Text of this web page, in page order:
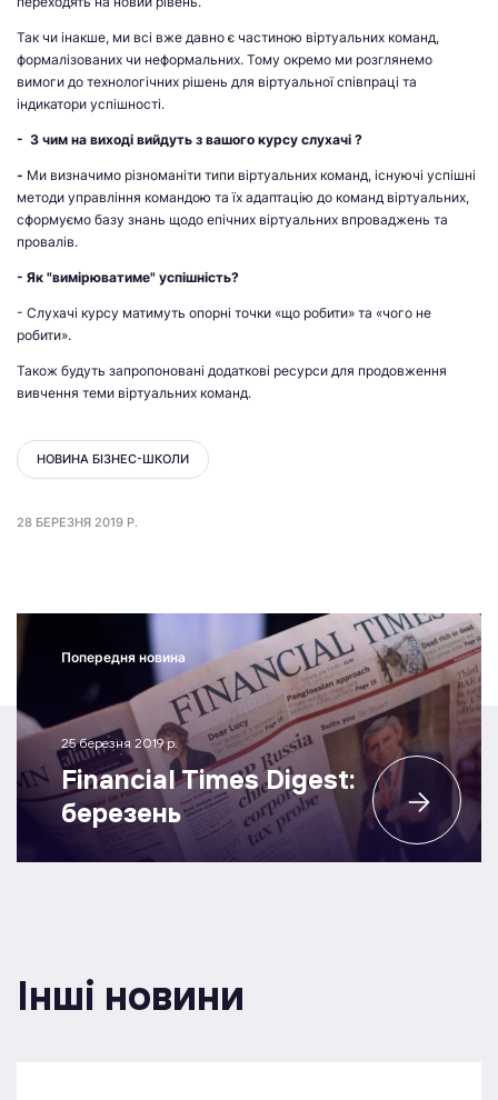
Так чи інакше, ми всі вже давно є частиною віртуальних команд,
формалізованих чи неформальних. Тому окремо ми розглянемо
вимоги до технологічних рішень для віртуальної співпраці та
індикатори успішності.
- З чим на виході вийдуть з вашого курсу слухачі ?
- Ми визначимо різноманіти типи віртуальних команд, існуючі успішні
методи управління командою та їх адаптацію до команд віртуальних,
сформуємо базу знань щодо епічних віртуальних впроваджень та
провалів.
- Як "вимірюватиме" успішність?
- Слухачі курсу матимуть опорні точки «що робити» та «чого не
робити».
Також будуть запропоновані додаткові ресурси для продовження
вивчення теми віртуальних команд.
НОВИНА БІЗНЕС-ШКОЛИ
28 БЕРЕЗНЯ 2019 Р.
Попередня новина
25 березня 2019 р.
Financial Times Digest:
березень
Інші новини